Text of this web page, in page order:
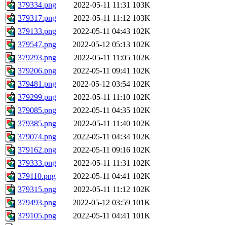
379334.png
2022-05-11 11:31 103K
379317.png
2022-05-11 11:12 103K
379133.png
2022-05-11 04:43 102K
379547.png
2022-05-12 05:13 102K
379293.png
2022-05-11 11:05 102K
379206.png
2022-05-11 09:41 102K
379481.png
2022-05-12 03:54 102K
379299.png
2022-05-11 11:10 102K
379085.png
2022-05-11 04:35 102K
379385.png
2022-05-11 11:40 102K
379074.png
2022-05-11 04:34 102K
379162.png
2022-05-11 09:16 102K
379333.png
2022-05-11 11:31 102K
379110.png
2022-05-11 04:41 102K
379315.png
2022-05-11 11:12 102K
379493.png
2022-05-12 03:59 101K
379105.png
2022-05-11 04:41 101K